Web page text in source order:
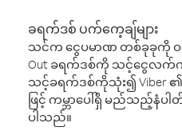
ခရက်ဒစ် ပက်ကေ့ချ်များ
သင်က ငွေပမာဏ တစ်ခုခုကို
Out ခရက်ဒစ်ကို သင့်ငွေလက်
သင့်ခရက်ဒစ်ကိုသုံး၍ Viber ၏
ဖြင့် ကမ္ဘာပေါ်ရှိ မည်သည့်နံပ
ပါသည်။